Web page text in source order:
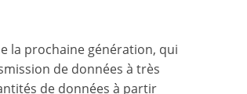
la prochaine génération, qui
de données à très
de données à partir